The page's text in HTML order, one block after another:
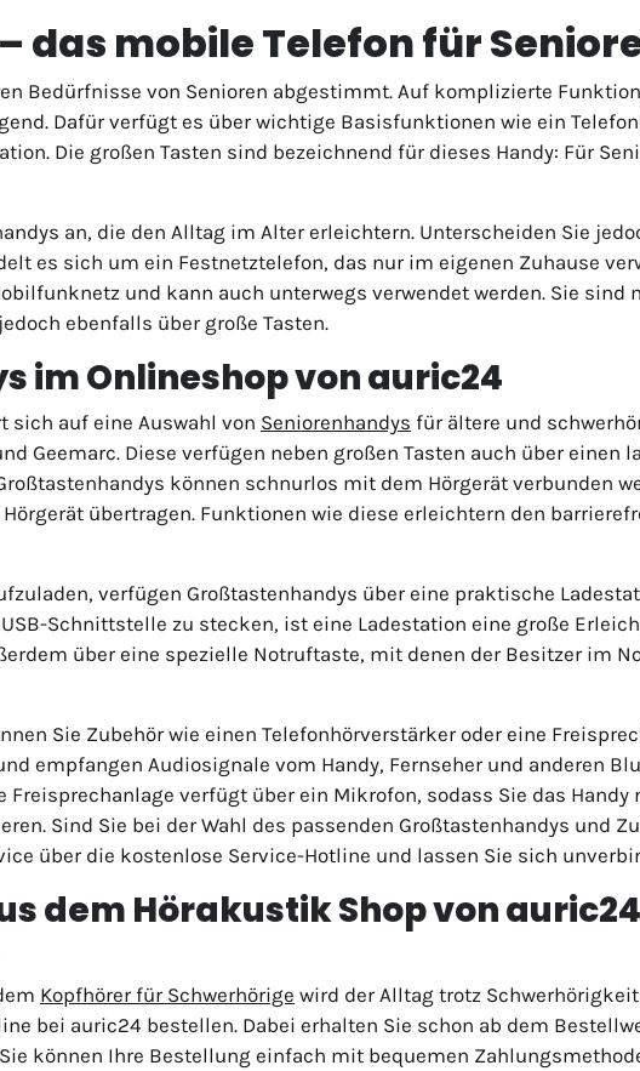
das mobile Telefon für
Bedürfnisse von Senioren abgestimmt. Auf komplizierte
Dafür verfügt es über wichtige Basisfunktionen wie ein
Die großen Tasten sind bezeichnend für dieses Handy: Für
an, die den Alltag im Alter erleichtern. Unterscheiden Sie
es sich um ein Festnetztelefon, das nur im eigenen Zuhause
und kann auch unterwegs verwendet werden. Sie sind
ebenfalls über große Tasten.
im Onlineshop von auric24
sich auf eine Auswahl von Seniorenhandys für ältere und
Geemarc. Diese verfügen neben großen Tasten auch über einen
können schnurlos mit dem Hörgerät verbunden
übertragen. Funktionen wie diese erleichtern den
verfügen Großtastenhandys über eine praktische
Schnittstelle zu stecken, ist eine Ladestation eine große
über eine spezielle Notruftaste, mit denen der Besitzer im
Sie Zubehör wie einen Telefonhörverstärker oder eine
empfangen Audiosignale vom Handy, Fernseher und anderen
Freisprechanlage verfügt über ein Mikrofon, sodass Sie das Handy
Sind Sie bei der Wahl des passenden Großtastenhandys und
über die kostenlose Service-Hotline und lassen Sie sich
dem Hörakustik Shop von
Kopfhörer für Schwerhörige wird der Alltag trotz
bei auric24 bestellen. Dabei erhalten Sie schon ab dem
können Ihre Bestellung einfach mit bequemen